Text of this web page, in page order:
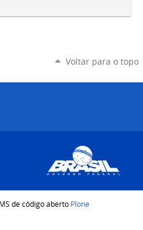
Voltar para o topo
de código aberto Plone